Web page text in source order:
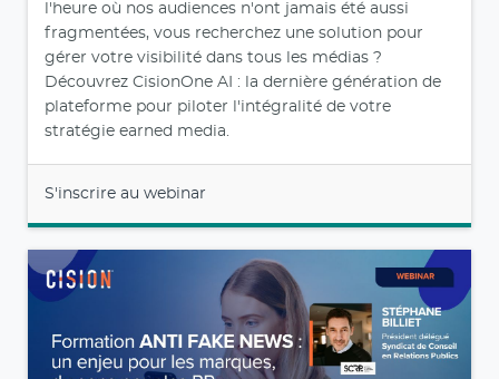
l'heure où nos audiences n'ont jamais été aussi
fragmentées, vous recherchez une solution pour
gérer votre visibilité dans tous les médias ?
Découvrez CisionOne AI : la dernière génération de
plateforme pour piloter l'intégralité de votre
stratégie earned media.
S'inscrire au webinar